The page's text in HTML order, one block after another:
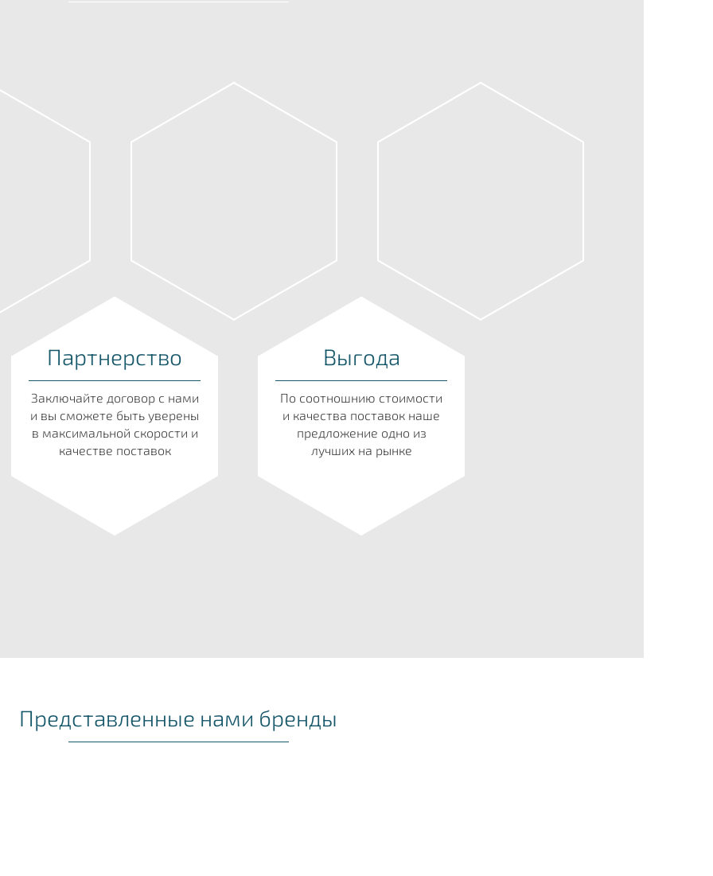
Партнерство
Заключайте договор с нами
и вы сможете быть уверены
в максимальной скорости и
качестве поставок
Выгода
По соотношнию стоимости
и качества поставок наше
предложение одно из
лучших на рынке
Представленные нами бренды